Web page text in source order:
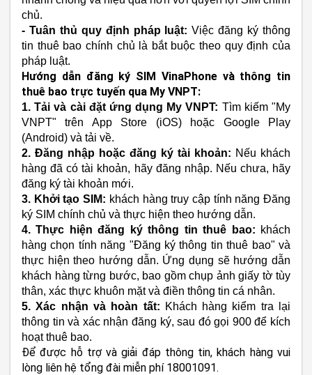
chủ.
- Tuân thủ quy định pháp luật: Việc đăng ký thông
tin thuê bao chính chủ là bắt buộc theo quy định của
pháp luật.
Hướng dẫn đăng ký SIM VinaPhone và thông tin
thuê bao trực tuyến qua My VNPT:
1. Tải và cài đặt ứng dụng My VNPT: Tìm kiếm "My
VNPT" trên App Store (iOS) hoặc Google Play
(Android) và tải về.
2. Đăng nhập hoặc đăng ký tài khoản: Nếu khách
hàng đã có tài khoản, hãy đăng nhập. Nếu chưa, hãy
đăng ký tài khoản mới.
3. Khởi tạo SIM: khách hàng truy cập tính năng Đăng
ký SIM chính chủ và thực hiện theo hướng dẫn.
4. Thực hiện đăng ký thông tin thuê bao: khách
hàng chọn tính năng "Đăng ký thông tin thuê bao" và
thực hiện theo hướng dẫn. Ứng dụng sẽ hướng dẫn
khách hàng từng bước, bao gồm chụp ảnh giấy tờ tùy
thân, xác thực khuôn mặt và điền thông tin cá nhân.
5. Xác nhận và hoàn tất: Khách hàng kiểm tra lại
thông tin và xác nhận đăng ký, sau đó gọi 900 để kích
hoạt thuê bao.
Để được hỗ trợ và giải đáp thông tin, khách hàng vui
lòng liên hệ tổng đài miễn phí 18001091.